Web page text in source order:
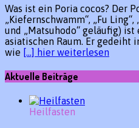
Was ist ein Poria cocos? Der
„Kiefernschwamm“, „Fu
und „Matsuhodo“ geläufig)
asiatischen Raum. Er gedeiht
wie […] hier weiterlesen
Aktuelle Beiträge
Heilfasten